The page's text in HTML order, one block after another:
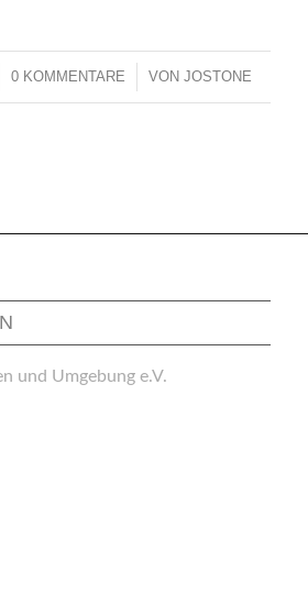
0 KOMMENTARE
/ VON JOSTONE
und Umgebung e.V.